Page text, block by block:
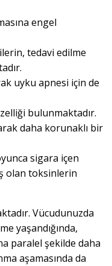
engel
tedavi edilme
uyku apnesi için de
bulunmaktadır.
daha korunaklı bir
sigara içen
olan toksinlerin
Vücudunuzda
yaşandığında,
paralel şekilde daha
aşamasında da